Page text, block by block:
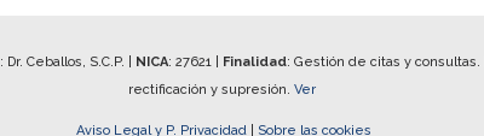
: Dr. Ceballos, S.C.P. | NICA: 27621| Finalidad: Gestión de citas y consultas. |
rectificación y supresión. Ver
Aviso Legal y P. Privacidad Sobre las cookies